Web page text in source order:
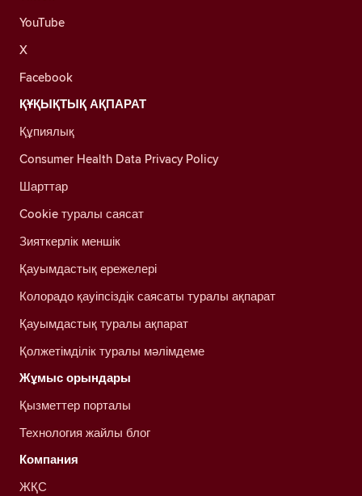
YouTube
X
Facebook
ҚҰҚЫҚТЫҚ АҚПАРАТ
Құпиялық
Consumer Health Data Privacy Policy
Шарттар
Cookie туралы саясат
Зияткерлік меншік
Қауымдастық ережелері
Колорадо қауіпсіздік саясаты туралы ақпарат
Қауымдастық туралы ақпарат
Қолжетімділік туралы мәлімдеме
Жұмыс орындары
Қызметтер порталы
Технология жайлы блог
Компания
ЖҚС